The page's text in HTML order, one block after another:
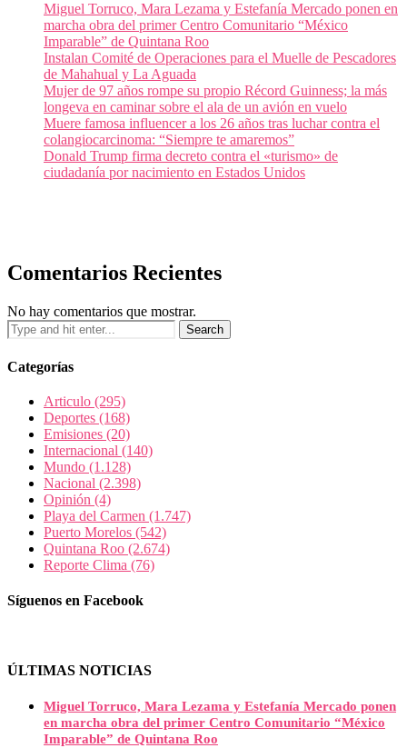
Miguel Torruco, Mara Lezama y Estefanía Mercado ponen en
marcha obra del primer Centro Comunitario “México
Imparable” de Quintana Roo
Instalan Comité de Operaciones para el Muelle de Pescadores
de Mahahual y La Aguada
Mujer de 97 años rompe su propio Récord Guinness; la más
longeva en caminar sobre el ala de un avión en vuelo
Muere famosa influencer a los 26 años tras luchar contra el
colangiocarcinoma: “Siempre te amaremos”
Donald Trump firma decreto contra el «turismo» de
ciudadanía por nacimiento en Estados Unidos
Comentarios Recientes
No hay comentarios que mostrar.
Categorías
Articulo (295)
Deportes (168)
Emisiones (20)
Internacional (140)
Mundo (1.128)
Nacional (2.398)
Opinión (4)
Playa del Carmen (1.747)
Puerto Morelos (542)
Quintana Roo (2.674)
Reporte Clima (76)
Síguenos en Facebook
ÚLTIMAS NOTICIAS
Miguel Torruco, Mara Lezama y Estefanía Mercado ponen
en marcha obra del primer Centro Comunitario “México
Imparable” de Quintana Roo